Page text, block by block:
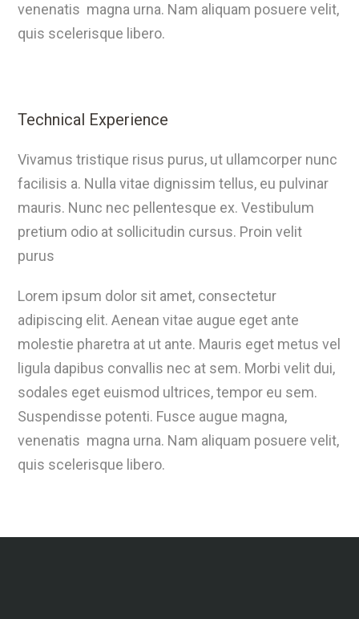
venenatis magna urna. Nam aliquam posuere velit,
quis scelerisque libero.
Technical Experience
Vivamus tristique risus purus, ut ullamcorper nunc
facilisis a. Nulla vitae dignissim tellus, eu pulvinar
mauris. Nunc nec pellentesque ex. Vestibulum
pretium odio at sollicitudin cursus. Proin velit
purus
Lorem ipsum dolor sit amet, consectetur
adipiscing elit. Aenean vitae augue eget ante
molestie pharetra at ut ante. Mauris eget metus vel
ligula dapibus convallis nec at sem. Morbi velit dui,
sodales eget euismod ultrices, tempor eu sem.
Suspendisse potenti. Fusce augue magna,
venenatis magna urna. Nam aliquam posuere velit,
quis scelerisque libero.